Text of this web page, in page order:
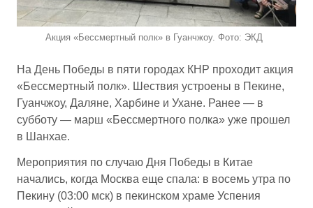
Акция «Бессмертный полк» в Гуанчжоу. Фото: ЭКД
На День Победы в пяти городах КНР проходит акция
«Бессмертный полк». Шествия устроены в Пекине,
Гуанчжоу, Даляне, Харбине и Ухане. Ранее — в
субботу — марш «Бессмертного полка» уже прошел
в Шанхае.
Мероприятия по случаю Дня Победы в Китае
начались, когда Москва еще спала: в восемь утра по
Пекину (03:00 мск) в пекинском храме Успения